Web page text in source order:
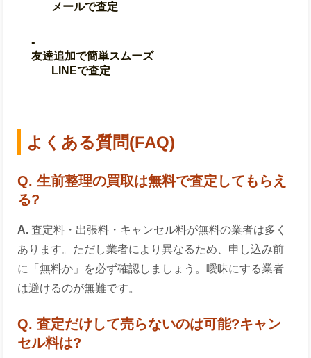
メールで査定
友達追加で簡単スムーズ
LINEで査定
よくある質問(FAQ)
Q. 生前整理の買取は無料で査定してもらえ
る?
A. 査定料・出張料・キャンセル料が無料の業者は多く
あります。ただし業者により異なるため、申し込み前
に「無料か」を必ず確認しましょう。曖昧にする業者
は避けるのが無難です。
Q. 査定だけして売らないのは可能?キャン
セル料は?